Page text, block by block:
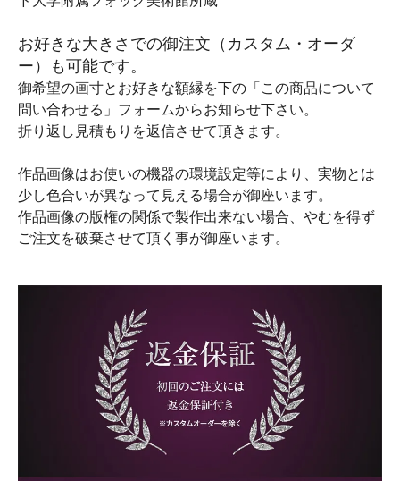
お好きな大きさでの御注文（カスタム・オーダ
ー）も可能です。
御希望の画寸とお好きな額縁を下の「この商品について
問い合わせる」フォームからお知らせ下さい。
折り返し見積もりを返信させて頂きます。
作品画像はお使いの機器の環境設定等により、実物とは
少し色合いが異なって見える場合が御座います。
作品画像の版権の関係で製作出来ない場合、やむを得ず
ご注文を破棄させて頂く事が御座います。